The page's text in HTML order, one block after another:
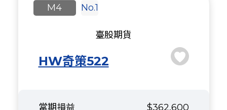
No.1
HW奇策522
臺股期貨
M4
$362,600